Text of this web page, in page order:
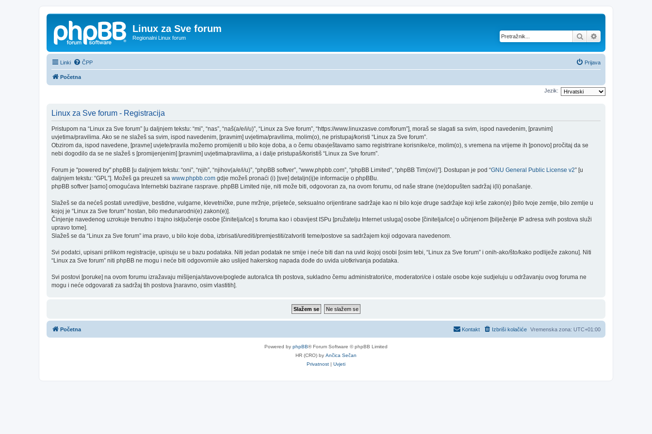
Linux za Sve forum
Regionalni Linux forum Pretražnik
Linki ČPP Prijava
Početna
Jezik:
Linux za Sve forum - Registracija
Pristupom na “Linux za Sve forum” [u daljnjem tekstu: “mi”, “nas”, “naš(a/e/i/u)”, “Linux za Sve forum”, “https://www.linuxzasve.com/forum”], moraš se slagati sa svim, ispod navedenim, [pravnim]
uvjetima/pravilima. Ako se ne slažeš sa svim, ispod navedenim, [pravnim] uvjetima/pravilima, molim(o), ne pristupaj/koristi “Linux za Sve forum”.
Obzirom da, ispod navedene, [pravne] uvjete/pravila možemo promijeniti u bilo koje doba, a o čemu obavještavamo samo registrirane korisnike/ce, molim(o), s vremena na vrijeme ih [ponovo] pročitaj da se
nebi dogodilo da se ne slažeš s [promijenjenim] [pravnim] uvjetima/pravilima, a i dalje pristupaš/koristiš “Linux za Sve forum”.
Forum je "powered by" phpBB [u daljnjem tekstu: “oni”, “njih”, “njihov(a/e/i/u)”, “phpBB softver”, “www.phpbb.com”, “phpBB Limited”, “phpBB Tim(ovi)”]. Dostupan je pod “GNU General Public License v2” [u
daljnjem tekstu: “GPL”]. Možeš ga preuzeti sa www.phpbb.com gdje možeš pronaći (i) [sve] detaljn(ij)e informacije o phpBBu.
phpBB softver [samo] omogućava Internetski bazirane rasprave. phpBB Limited nije, niti može biti, odgovoran za, na ovom forumu, od naše strane (ne)dopušten sadržaj i(li) ponašanje.
Slažeš se da nećeš postati uvredljive, bestidne, vulgarne, klevetničke, pune mržnje, prijeteće, seksualno orijentirane sadržaje kao ni bilo koje druge sadržaje koji krše zakon(e) [bilo tvoje zemlje, bilo zemlje u
kojoj je “Linux za Sve forum” hostan, bilo međunarodni(e) zakon(e)].
Činjenje navedenog uzrokuje trenutno i trajno isključenje osobe [činitelja/ice] s foruma kao i obavijest ISPu [pružatelju Internet usluga] osobe [činitelja/ice] o učinjenom [bilježenje IP adresa svih postova služi
upravo tome].
Slažeš se da “Linux za Sve forum” ima pravo, u bilo koje doba, izbrisati/urediti/premjestiti/zatvoriti teme/postove sa sadržajem koji odgovara navedenom.
Svi podatci, upisani prilikom registracije, upisuju se u bazu podataka. Niti jedan podatak ne smije i neće biti dan na uvid ikojoj osobi [osim tebi, “Linux za Sve forum” i onih-ako/što/kako podliježe zakonu]. Niti
“Linux za Sve forum” niti phpBB ne mogu i neće biti odgovorni/e ako uslijed hakerskog napada dođe do uvida u/otkrivanja podataka.
Svi postovi [poruke] na ovom forumu izražavaju mišljenja/stavove/poglede autora/ica tih postova, sukladno čemu administratori/ce, moderatori/ce i ostale osobe koje sudjeluju u održavanju ovog foruma ne
mogu i neće odgovarati za sadržaj tih postova [naravno, osim vlastitih].
Početna Vremenska zona: UTC+01:00
Izbriši kolačiće
Kontakt
Powered by phpBB® Forum Software © phpBB Limited
HR (CRO) by Ančica Sečan
Privatnost | Uvjeti